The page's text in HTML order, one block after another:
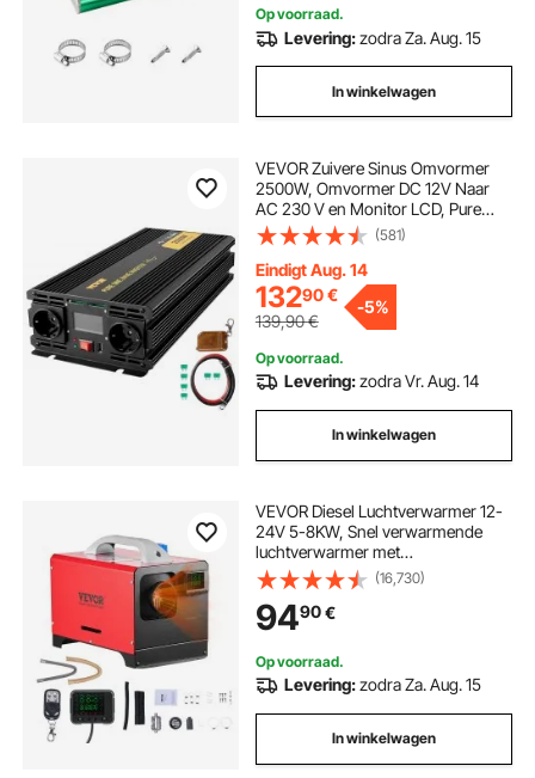
Op voorraad.
Levering:zodra Za. Aug. 15
In winkelwagen
VEVOR Zuivere Sinus Omvormer
2500W, Omvormer DC 12V Naar
AC 230 V en Monitor LCD, Pure
Sinus Omvormer Piekvermogen
5000W, Spanningsomvormer Pure
Sinus en Afstandsbediening, Auto
Omvormer Veilig Huis
(581)
Eindigt Aug. 14
13290€
139,90€
-5%
Op voorraad.
Levering:zodra Vr. Aug. 14
In winkelwagen
VEVOR Diesel Luchtverwarmer 12-
24V 5-8KW, Snel verwarmende
luchtverwarmer met
afstandsbediening en zwarte LCD-
schakelaar en
voorverwarmingsfunctie,
geluidsarm, voor camper,
vrachtwagen, boot, trailer
(16,730)
9490€
Op voorraad.
Levering:zodra Za. Aug. 15
In winkelwagen